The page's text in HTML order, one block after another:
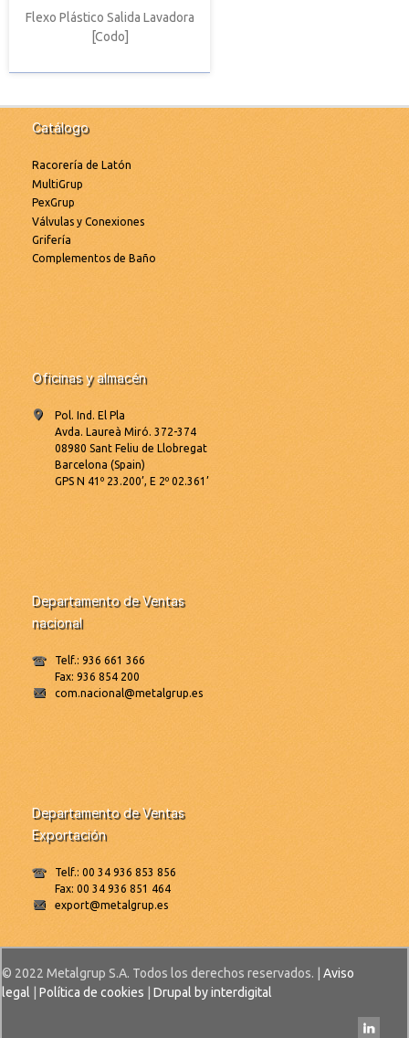
Flexo Plástico Salida Lavadora
[Codo]
Catálogo
Racorería de Latón
MultiGrup
PexGrup
Válvulas y Conexiones
Grifería
Complementos de Baño
Oficinas y almacén
Pol. Ind. El Pla
Avda. Laureà Miró. 372-374
08980 Sant Feliu de Llobregat
Barcelona (Spain)
GPS N 41º 23.200’, E 2º 02.361’
Departamento de Ventas
nacional
Telf.: 936 661 366
Fax: 936 854 200
com.nacional@metalgrup.es
Departamento de Ventas
Exportación
Telf.: 00 34 936 853 856
Fax: 00 34 936 851 464
export@metalgrup.es
© 2022 Metalgrup S.A. Todos los derechos reservados. | Aviso
legal
Política de cookies Drupal by interdigital